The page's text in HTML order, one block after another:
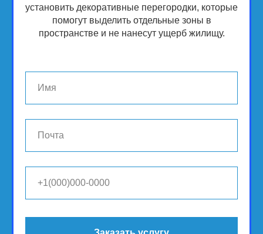
установить декоративные перегородки, которые
помогут выделить отдельные зоны в
пространстве и не нанесут ущерб жилищу.